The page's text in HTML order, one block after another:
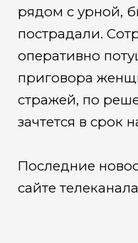
рядом с урной,
пострадали.
оперативно
приговора
стражей, по
зачтется в срок
Последние
сайте телеканала